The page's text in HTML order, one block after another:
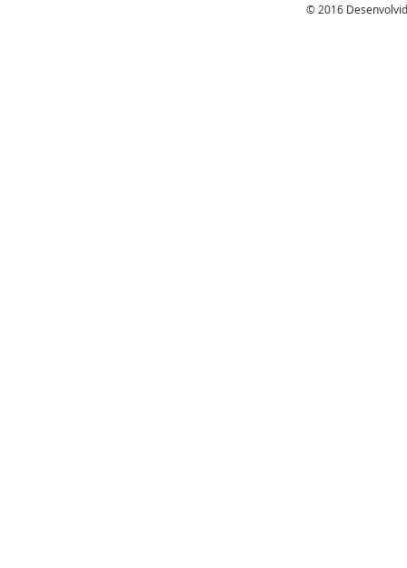
© 2016